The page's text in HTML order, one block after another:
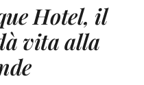
Hotel, il
vita alla